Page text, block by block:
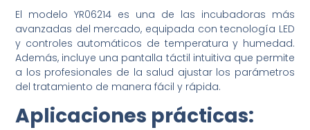
El modelo YR06214 es una de las incubadoras más
avanzadas del mercado, equipada con tecnología LED
y controles automáticos de temperatura y humedad.
Además, incluye una pantalla táctil intuitiva que permite
a los profesionales de la salud ajustar los parámetros
del tratamiento de manera fácil y rápida.
Aplicaciones prácticas: